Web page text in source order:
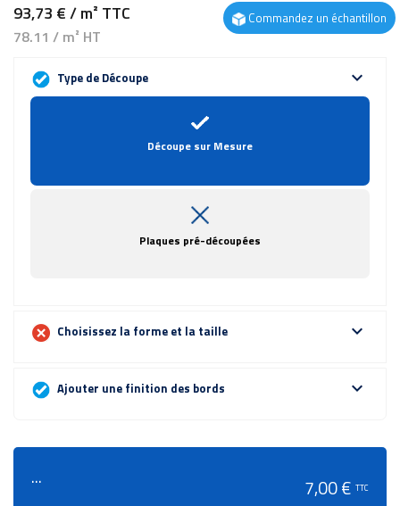
93,73 €/ m² TTC
78.11 / m² HT
Commandez un échantillon
Type de Découpe expand_more
Découpe sur Mesure
Plaques pré-découpées
Choisissez la forme et la taille expand_more
Ajouter une finition des bords expand_more
... 7,00 € TTC